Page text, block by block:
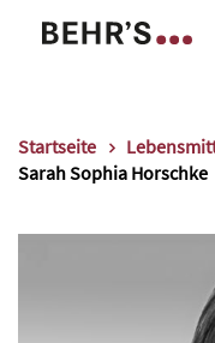
Startseite
Sarah Sophia Horschke